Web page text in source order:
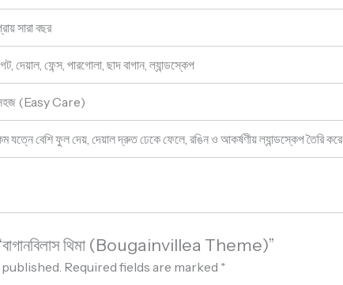
সারা বছর
দেয়াল, ফেন্স, পারগোলা, ছাদ বাগান, ল্যান্ডস্কেপ
(Easy Care)
যত্নে বেশি ফুল দেয়, দেয়াল দ্রুত ঢেকে ফেলে, রঙিন ও আকর্ষণীয় ল্যান্ডস্কেপ তৈরি করে
থিমা (Bougainvillea Theme)”
Required fields are marked *